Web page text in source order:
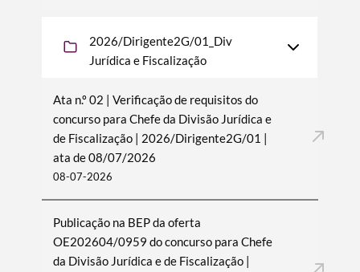
2026/Dirigente2G/01_Div
Jurídica e Fiscalização
Ata n.º 02 | Verificação de requisitos do
concurso para Chefe da Divisão Jurídica e
de Fiscalização | 2026/Dirigente2G/01 |
ata de 08/07/2026
08-07-2026
Publicação na BEP da oferta
OE202604/0959 do concurso para Chefe
da Divisão Jurídica e de Fiscalização |